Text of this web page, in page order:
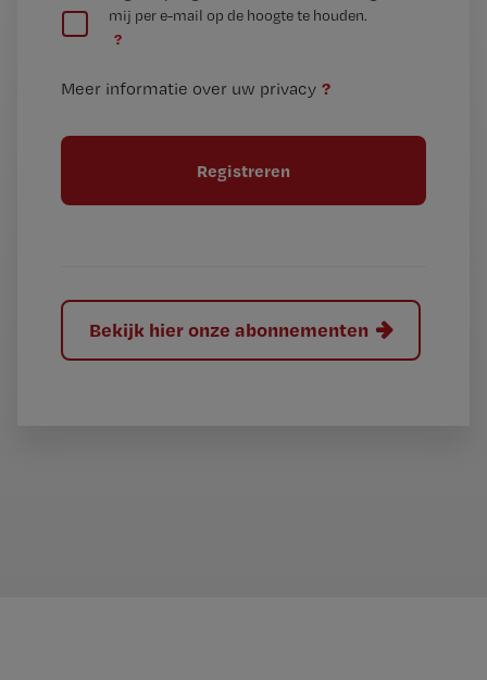
t
e
t
l
mij per e-mail op de hoogte te houden.
?
Meer informatie over uw privacy ?
Bekijk hier onze abonnementen